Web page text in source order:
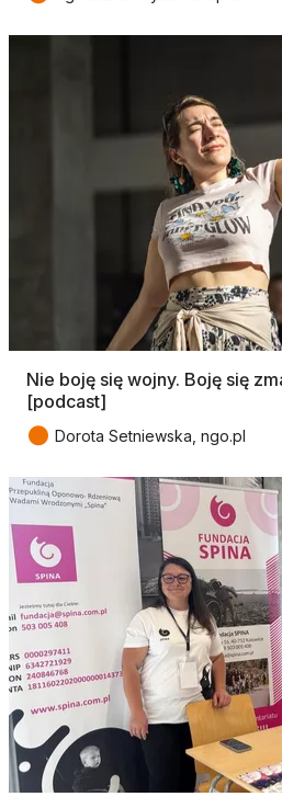
Nie boję się wojny. Boję się
[podcast]
● Dorota Setniewska, ngo.pl